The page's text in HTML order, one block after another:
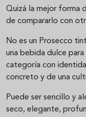
Quizá la mejor forma
de compararlo con
No es un Prosecco
una bebida dulce para
categoría con
concreto y de una
Puede ser sencillo y
seco, elegante,